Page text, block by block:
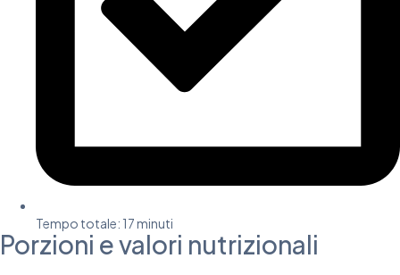
Tempo totale: 17 minuti​
Porzioni e valori nutrizionali